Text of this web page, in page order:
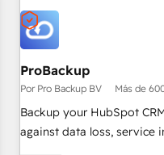
ProBackup
Por Pro Backup BV Más de
Backup your HubSpot
against data loss, service